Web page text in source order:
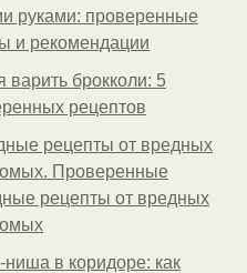
руками: проверенные
и рекомендации
варить брокколи: 5
рецептов
рецепты от вредных
Проверенные
рецепты от вредных
ниша в коридоре: как